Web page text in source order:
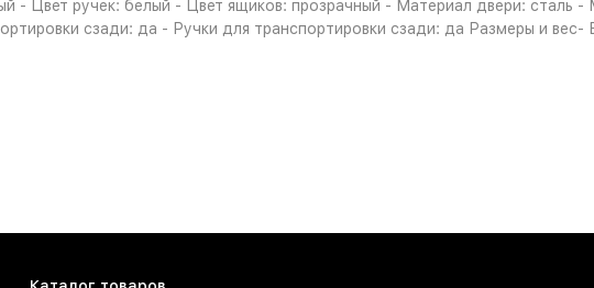
- Цвет ручек: белый - Цвет ящиков: прозрачный - Материал двери: сталь
сзади: да - Ручки для транспортировки сзади: да Размеры и